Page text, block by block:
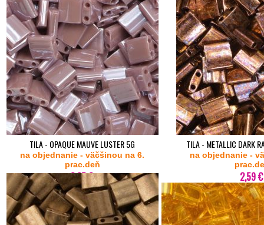
TILA - OPAQUE MAUVE LUSTER 5G
na objednanie - väčšinou na 6.
prac.deň
2,35 €
TILA - METALLIC DARK
na objednanie -
2,59 €